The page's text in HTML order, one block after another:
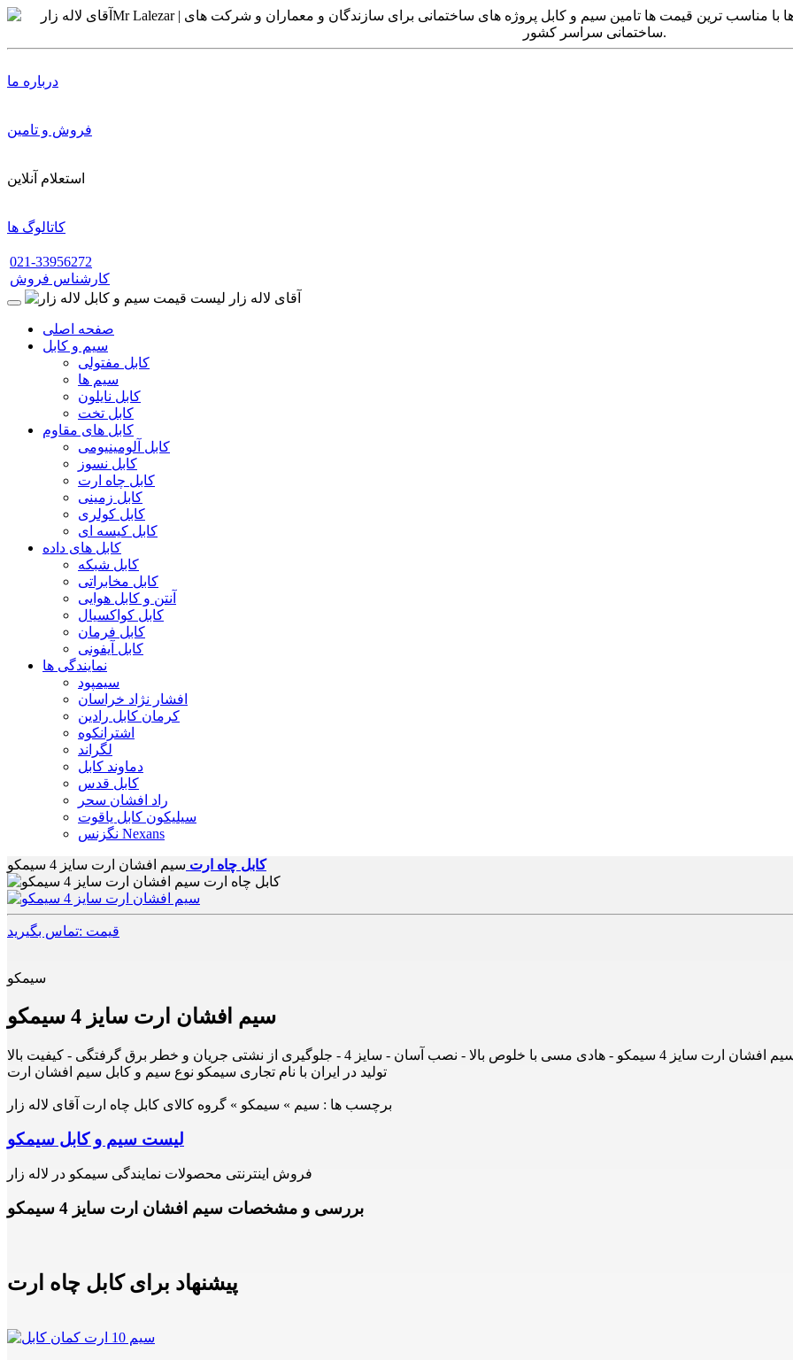
درباره ما
فروش و تامین
استعلام آنلاین
کاتالوگ ها
021-33956272
کارشناس فروش
صفحه اصلی
سیم و کابل
کابل مفتولی
سیم ها
کابل نایلون
کابل تخت
کابل های مقاوم
کابل آلومینیومی
کابل نسوز
کابل چاه ارت
کابل زمینی
کابل کولری
کابل کیسه ای
کابل های داده
کابل شبکه
کابل مخابراتی
آنتن و کابل هوایی
کابل کواکسیال
کابل فرمان
کابل آیفونی
نمایندگی ها
سیمپود
افشار نژاد خراسان
کرمان کابل رادین
اشترانکوه
لگراند
دماوند کابل
کابل قدس
راد افشان سحر
سیلیکون کابل یاقوت
نگزنس Nexans
کابل چاه ارت سیم افشان ارت سایز 4 سیمکو
قیمت :تماس بگیرید
سیمکو
سیم افشان ارت سایز 4 سیمکو
ارت سایز 4 سیمکو - هادی مسی با خلوص بالا - نصب آسان - سایز 4 - جلوگیری از نشتی جریان و خطر برق گرفتگی - کیفیت بالا
تولید در ایران با نام تجاری سیمکو نوع سیم و کابل سیم افشان ارت
برچسب ها : سیم » سیمکو » گروه کالای کابل چاه ارت آقای لاله زار
لیست سیم و کابل سیمکو
فروش اینترنتی محصولات نمایندگی سیمکو در لاله زار
بررسی و مشخصات سیم افشان ارت سایز 4 سیمکو
پیشنهاد برای کابل چاه ارت